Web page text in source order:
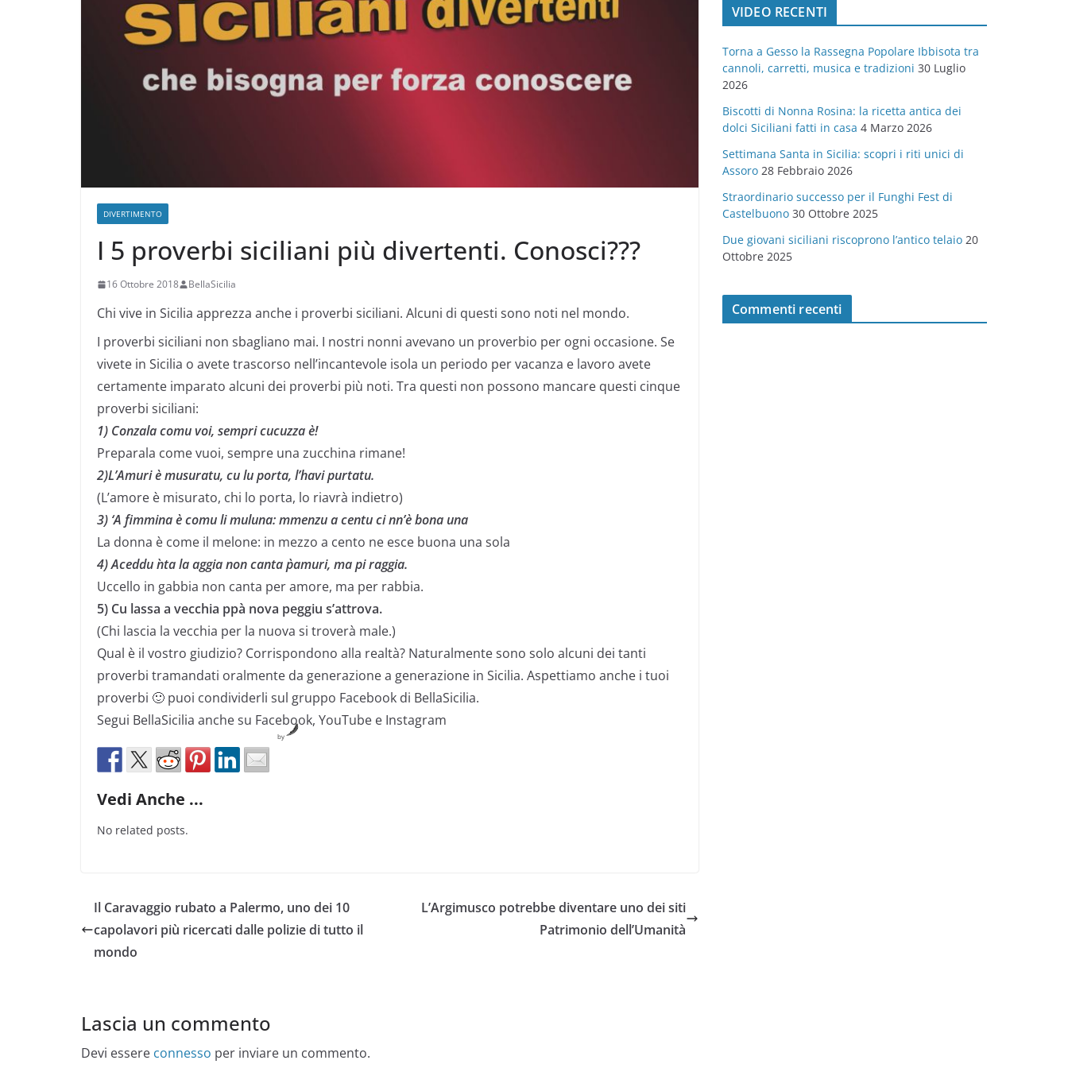
DIVERTIMENTO
I 5 proverbi siciliani più divertenti. Conosci???
16 Ottobre 2018 BellaSicilia
Chi vive in Sicilia apprezza anche i proverbi siciliani. Alcuni di questi sono noti nel mondo.
I proverbi siciliani non sbagliano mai. I nostri nonni avevano un proverbio per ogni occasione. Se
vivete in Sicilia o avete trascorso nell’incantevole isola un periodo per vacanza e lavoro avete
certamente imparato alcuni dei proverbi più noti. Tra questi non possono mancare questi cinque
proverbi siciliani:
1) Conzala comu voi, sempri cucuzza è!
Preparala come vuoi, sempre una zucchina rimane!
2)L’Amuri è musuratu, cu lu porta, l’havi purtatu.
(L’amore è misurato, chi lo porta, lo riavrà indietro)
3) ‘A fimmina è comu li muluna: mmenzu a centu ci nn’è bona una
La donna è come il melone: in mezzo a cento ne esce buona una sola
4) Aceddu `nta la aggia non canta p`amuri, ma pi raggia.
Uccello in gabbia non canta per amore, ma per rabbia.
5) Cu lassa a vecchia ppà nova peggiu s’attrova.
(Chi lascia la vecchia per la nuova si troverà male.)
Qual è il vostro giudizio? Corrispondono alla realtà? Naturalmente sono solo alcuni dei tanti
proverbi tramandati oralmente da generazione a generazione in Sicilia. Aspettiamo anche i tuoi
proverbi 🙂 puoi condividerli sul gruppo Facebook di BellaSicilia.
Segui BellaSicilia anche su Facebook, YouTube e Instagram
by
Vedi Anche ...
No related posts.
Il Caravaggio rubato a Palermo, uno dei 10
capolavori più ricercati dalle polizie di tutto il
mondo
L’Argimusco potrebbe diventare uno dei siti
Patrimonio dell’Umanità
Lascia un commento
Devi essere connesso per inviare un commento.
o
r
e
VIDEO RECENTI
Torna a Gesso la Rassegna Popolare Ibbisota tra
cannoli, carretti, musica e tradizioni 30 Luglio
2026
Biscotti di Nonna Rosina: la ricetta antica dei
dolci Siciliani fatti in casa 4 Marzo 2026
Settimana Santa in Sicilia: scopri i riti unici di
Assoro 28 Febbraio 2026
Straordinario successo per il Funghi Fest di
Castelbuono 30 Ottobre 2025
Due giovani siciliani riscoprono l’antico telaio 20
Ottobre 2025
Commenti recenti